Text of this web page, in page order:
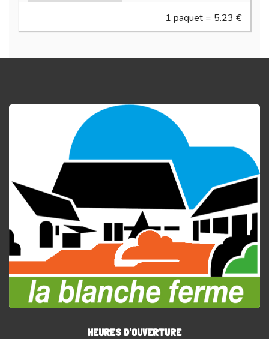
1 paquet = 5.23 €
HEURES D'OUVERTURE